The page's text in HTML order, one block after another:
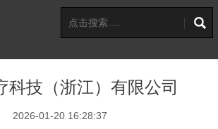
科技（浙江）有限公司
2026-01-20 16:28:37